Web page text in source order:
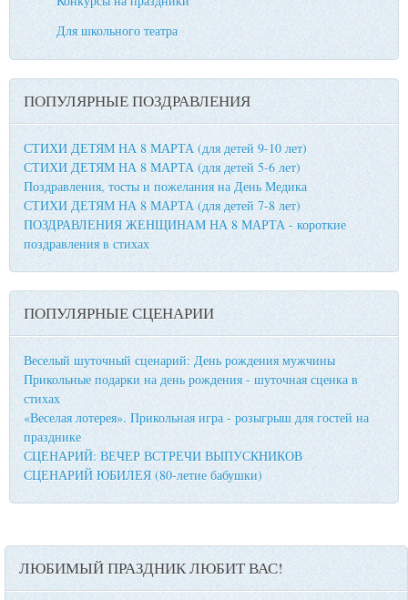
Для школьного театра
ПОПУЛЯРНЫЕ ПОЗДРАВЛЕНИЯ
СТИХИ ДЕТЯМ НА 8 МАРТА (для детей 9-10 лет)
СТИХИ ДЕТЯМ НА 8 МАРТА (для детей 5-6 лет)
Поздравления, тосты и пожелания на День Медика
СТИХИ ДЕТЯМ НА 8 МАРТА (для детей 7-8 лет)
ПОЗДРАВЛЕНИЯ ЖЕНЩИНАМ НА 8 МАРТА - короткие
поздравления в стихах
ПОПУЛЯРНЫЕ СЦЕНАРИИ
Веселый шуточный сценарий: День рождения мужчины
Прикольные подарки на день рождения - шуточная сценка в
стихах
«Веселая лотерея». Прикольная игра - розыгрыш для гостей на
празднике
СЦЕНАРИЙ: ВЕЧЕР ВСТРЕЧИ ВЫПУСКНИКОВ
СЦЕНАРИЙ ЮБИЛЕЯ (80-летие бабушки)
ЛЮБИМЫЙ ПРАЗДНИК ЛЮБИТ ВАС!